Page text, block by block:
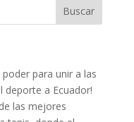
para unir a las
deporte a Ecuador!
las mejores